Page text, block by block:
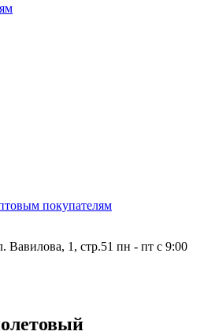
покупателям
Вавилова, 1, стр.51 пн - пт с 9:00